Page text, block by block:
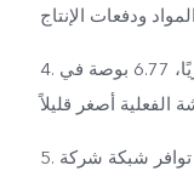
4. يبلغ حجم الشاشة، عند قياسها قطريًا، 6.77 بوصة في
5. تخضع وظيفة الشبكة الفعلية لمدى توافر شبكة شركة